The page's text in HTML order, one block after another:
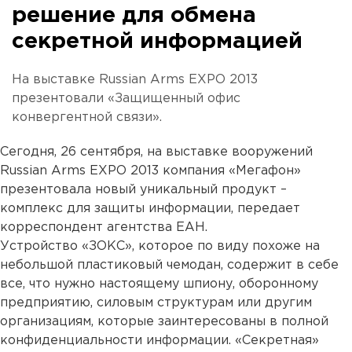
решение для обмена
секретной информацией
На выставке Russian Arms EXPO 2013
презентовали «Защищенный офис
конвергентной связи».
Сегодня, 26 сентября, на выставке вооружений
Russian Arms EXPO 2013 компания «Мегафон»
презентовала новый уникальный продукт –
комплекс для защиты информации, передает
корреспондент агентства ЕАН.
Устройство «ЗОКС», которое по виду похоже на
небольшой пластиковый чемодан, содержит в себе
все, что нужно настоящему шпиону, оборонному
предприятию, силовым структурам или другим
организациям, которые заинтересованы в полной
конфиденциальности информации. «Секретная»